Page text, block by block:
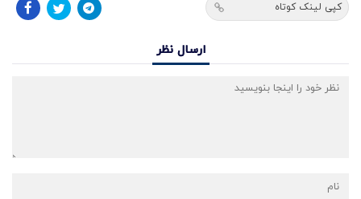
کپی لینک کوتاه
ارسال نظر